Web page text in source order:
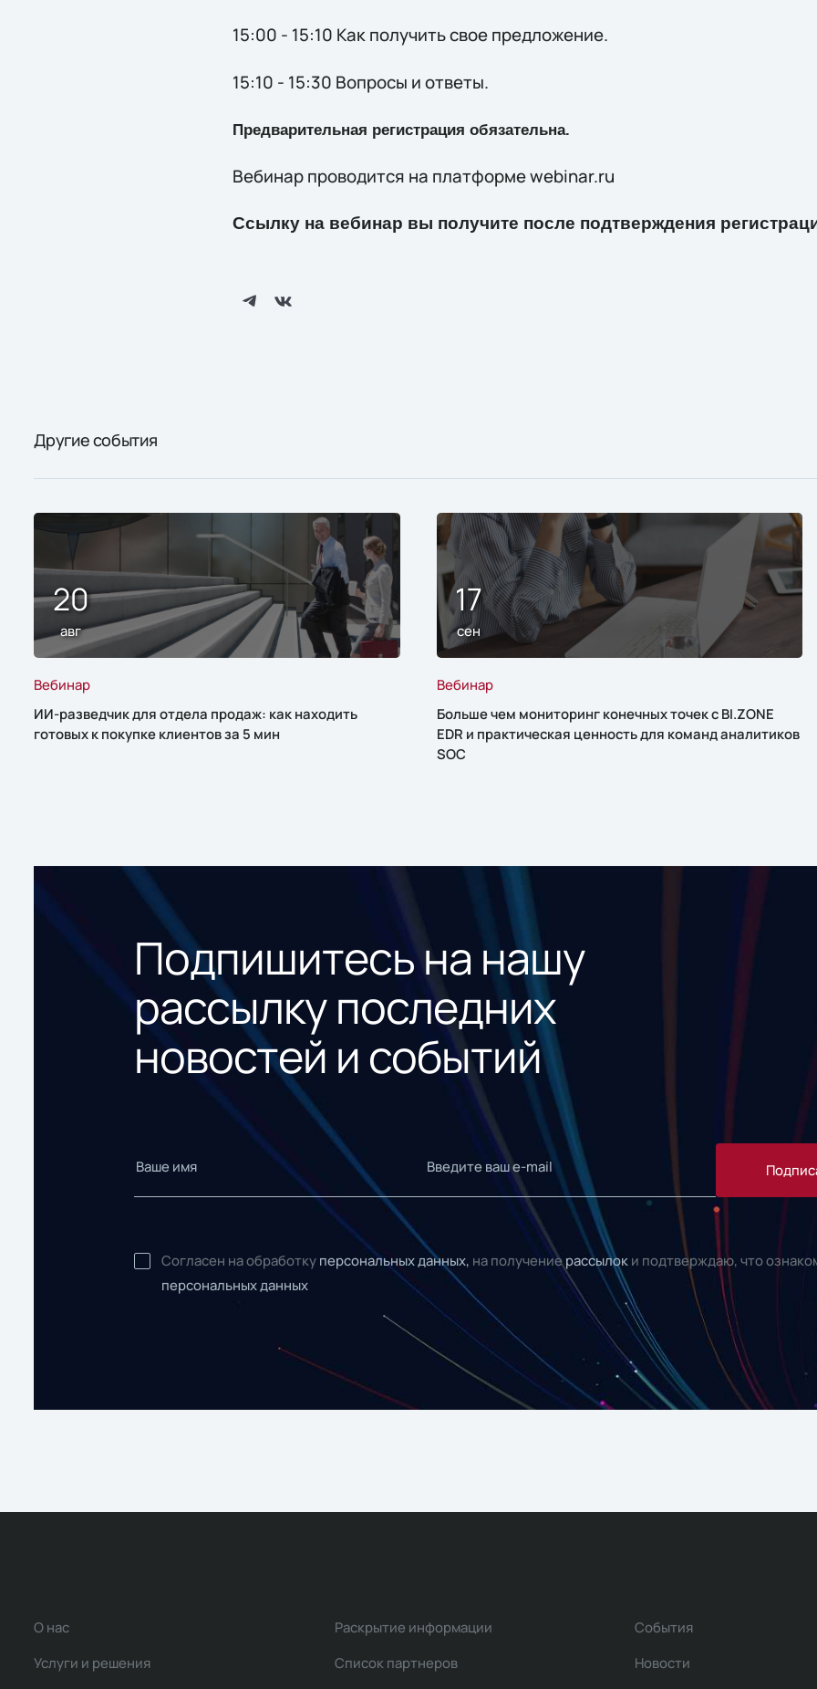
15:00 - 15:10 Как получить свое предложение.
15:10 - 15:30 Вопросы и ответы.
Предварительная регистрация обязательна.
Вебинар проводится на платформе webinar.ru
Ссылку на вебинар вы получите после подтверждения
Другие события
20
авг
Вебинар
ИИ-разведчик для отдела продаж: как находить
готовых к покупке клиентов за 5 мин
17
сен
Вебинар
Больше чем мониторинг конечных точек с BI.ZONE
EDR и практическая ценность для команд аналитиков
SOC
Подпишитесь на нашу
рассылку последних
новостей и событий
Согласен на обработку персональных данных, на получениерассылок и подтверждаю, что
персональных данных
О нас
Услуги и решения
Раскрытие информации
Список партнеров
События
Новости